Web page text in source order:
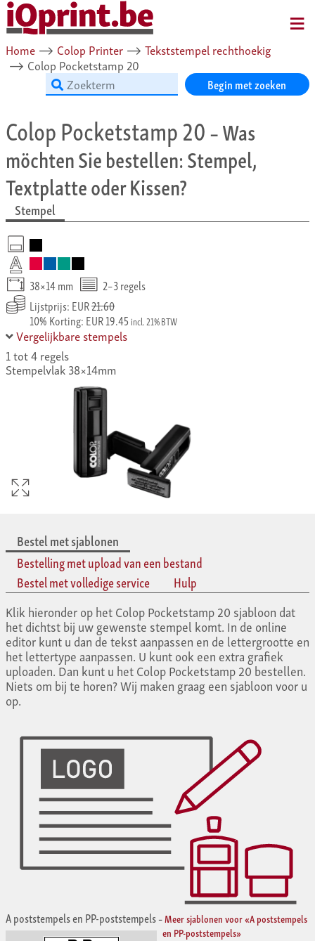
Home ⟶ Colop Printer ⟶ Tekststempel rechthoekig
⟶ Colop Pocketstamp 20
Begin met zoeken
Colop Pocketstamp 20– Was
möchten Sie bestellen: Stempel,
Textplatte oder Kissen?
Stempel
38×14 mm
2–3 regels
Lijstprijs: EUR21.60
10% Korting: EUR 19.45 incl. 21% BTW
Vergelijkbare stempels
1 tot 4 regels
Stempelvlak 38×14mm
Bestel met sjablonen
Bestelling met upload van een bestand
Bestel met volledige service
Hulp
Klik hieronder op het Colop Pocketstamp 20 sjabloon dat
het dichtst bij uw gewenste stempel komt. In de online
editor kunt u dan de tekst aanpassen en de lettergrootte en
het lettertype aanpassen. U kunt ook een extra grafiek
uploaden. Dan kunt u het Colop Pocketstamp 20 bestellen.
Niets om bij te horen? Wij maken graag een sjabloon voor u
op.
A poststempels en PP-poststempels–Meer sjablonen voor «A poststempels
en PP-poststempels»